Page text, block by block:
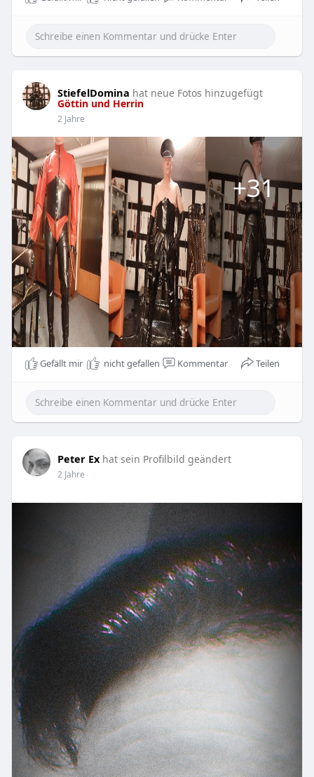
StiefelDomina hat neue Fotos hinzugefügt
Göttin und Herrin
2 Jahre
+31
Gefällt mir nicht gefallen Kommentar Teilen
Peter Ex hat sein Profilbild geändert
2 Jahre